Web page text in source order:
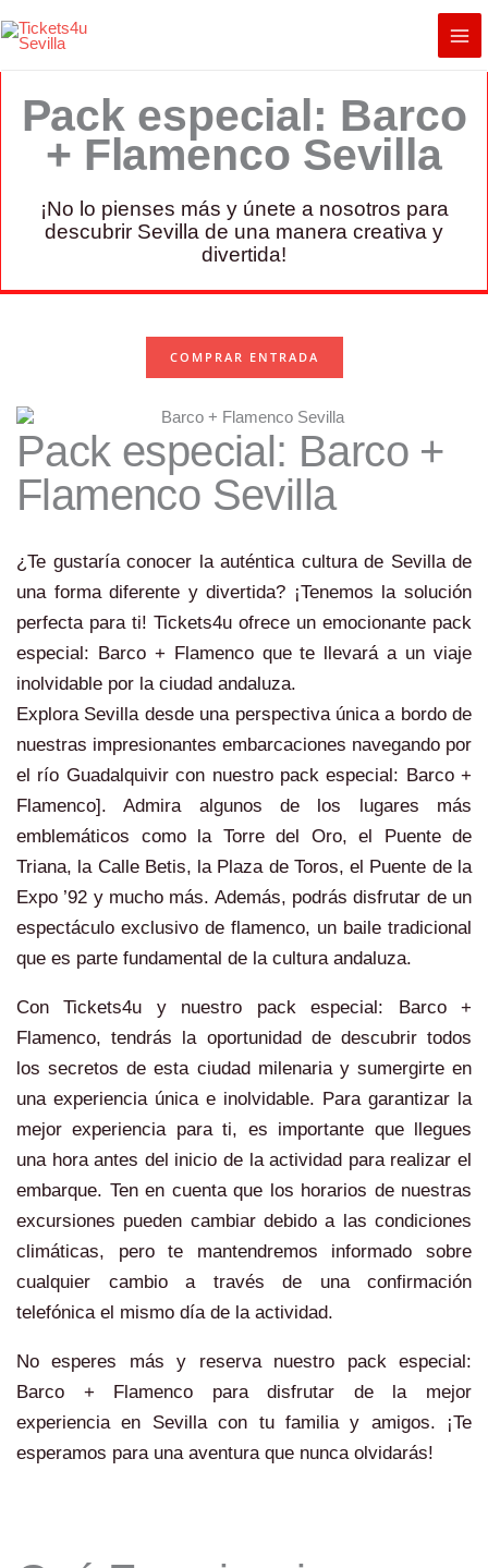
al
Pack especial: Barco
+ Flamenco Sevilla
¡No lo pienses más y únete a nosotros para
descubrir Sevilla de una manera creativa y
divertida!
COMPRAR ENTRADA
Pack especial: Barco +
Flamenco Sevilla
¿Te gustaría conocer la auténtica cultura de Sevilla de
una forma diferente y divertida? ¡Tenemos la solución
perfecta para ti! Tickets4u ofrece un emocionante pack
especial: Barco + Flamenco que te llevará a un viaje
inolvidable por la ciudad andaluza.
Explora Sevilla desde una perspectiva única a bordo de
nuestras impresionantes embarcaciones navegando por
el río Guadalquivir con nuestro pack especial: Barco +
Flamenco]. Admira algunos de los lugares más
emblemáticos como la Torre del Oro, el Puente de
Triana, la Calle Betis, la Plaza de Toros, el Puente de la
Expo ’92 y mucho más. Además, podrás disfrutar de un
espectáculo exclusivo de flamenco, un baile tradicional
que es parte fundamental de la cultura andaluza.
Con Tickets4u y nuestro pack especial: Barco +
Flamenco, tendrás la oportunidad de descubrir todos
los secretos de esta ciudad milenaria y sumergirte en
una experiencia única e inolvidable. Para garantizar la
mejor experiencia para ti, es importante que llegues
una hora antes del inicio de la actividad para realizar el
embarque. Ten en cuenta que los horarios de nuestras
excursiones pueden cambiar debido a las condiciones
climáticas, pero te mantendremos informado sobre
cualquier cambio a través de una confirmación
telefónica el mismo día de la actividad.
No esperes más y reserva nuestro pack especial:
Barco + Flamenco para disfrutar de la mejor
experiencia en Sevilla con tu familia y amigos. ¡Te
esperamos para una aventura que nunca olvidarás!